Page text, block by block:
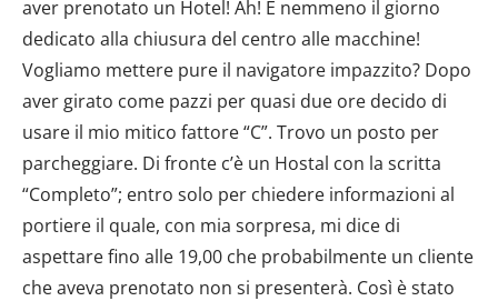
aver prenotato un Hotel! Ah! E nemmeno il giorno
dedicato alla chiusura del centro alle macchine!
Vogliamo mettere pure il navigatore impazzito? Dopo
aver girato come pazzi per quasi due ore decido di
usare il mio mitico fattore “C”. Trovo un posto per
parcheggiare. Di fronte c’è un Hostal con la scritta
“Completo”; entro solo per chiedere informazioni al
portiere il quale, con mia sorpresa, mi dice di
aspettare fino alle 19,00 che probabilmente un cliente
che aveva prenotato non si presenterà. Così è stato